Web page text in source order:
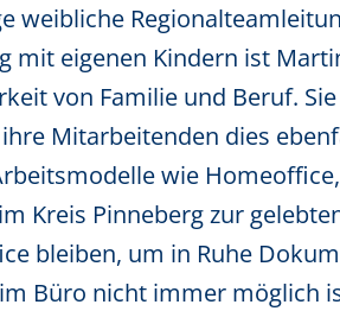
weibliche
mit eigenen Kindern ist
von Familie und Beruf.
Mitarbeitenden dies
wie
Kreis Pinneberg zur
bleiben, um in Ruhe
Büro nicht immer möglich